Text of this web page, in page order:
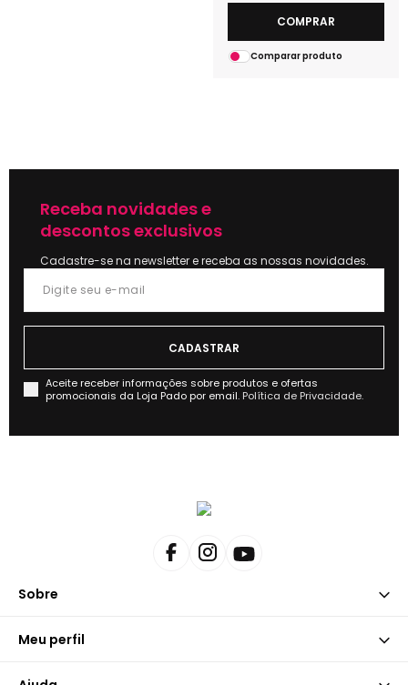
COMPRAR
Comparar produto
Receba novidades e
descontos exclusivos
Cadastre-se na newsletter e receba as nossas novidades.
Aceite receber informações sobre produtos e ofertas
promocionais da Loja Pado por email. Política de Privacidade.
Sobre
Meu perfil